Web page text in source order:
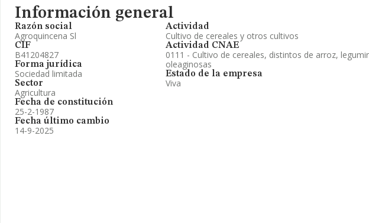
Información general
Razón social
Agroquincena Sl
CIF
B41204827
Forma jurídica
Sociedad limitada
Sector
Agricultura
Fecha de constitución
25-2-1987
Fecha último cambio
14-9-2025
Actividad
Cultivo de cereales y otros cultivos
Actividad CNAE
0111 - Cultivo de cereales, distintos de arroz,
oleaginosas
Estado de la empresa
Viva